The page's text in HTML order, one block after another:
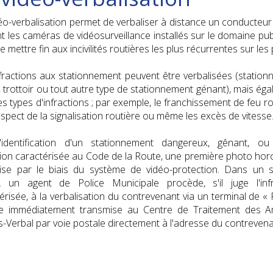
civil
d'identité
( PACS)
de prénom
de mariage
de décès
en ligne
naturelle
citoyennes
habitants
funérariums
solidarités
conjugales
Social
de vie
et déchets
déchets
: inscrivez-vous, c'est gratuit !
végétaliser
sur-Lot
tigre
l'eau aux moustiques !
et mode de vie
règles de bon voisinage...
marchés
avec EasyPark
d'emploi
unique pour tous les transports.
la modification n°4 du PLUih
de Lot vers Rogé
louer
Urbanisme
d'urbanisme
reconquête est engagée
La Taxe Locale sur la Publicité Extérieure (TLPE)
de la Taxe Locale sur la Publicité Extérieure (TLPE)
Pose ou modification d'enseigne
La mairie recrute
France Travail
Offres d'emploi
J'aime mon commerce, je le soutiens !
Marchés publics
Appels à projets
Périscolaire
Guichet Unique
Accueil de loisirs Nelson Mandela
Scolariser son enfant à deux ans
Espace famille
Printemps/Été/Automne Jeunes
Maison des jeunes
Point Jeunes
La résidence Habitat Jeunes
Le conseil municipal des jeunes
Séniors
Maison des Aînés
Portage des repas
Inscription sur le registre de veille du CCAS
Villeneuve "ville amie des aînés"
Aménagement du boulevard
verbalisation permet de verbaliser à distance un
les caméras de vidéosurveillance installés sur le domaine
mettre fin aux incivilités routières les plus récurrentes sur les
aux stationnement peuvent être verbalisées
trottoir ou tout autre type de stationnement génant), mais
types d'infractions ; par exemple, le franchissement de feu
de la signalisation routière ou même les excès de vitesse.
d'un stationnement dangereux, gênant,
caractérisée au Code de la Route, une première photo
par le biais du système de vidéo-protection. Dans un
un agent de Police Municipale procède, s'il juge
à la verbalisation du contrevenant via un terminal de
immédiatement transmise au Centre de Traitement des
Verbal par voie postale directement à l'adresse du